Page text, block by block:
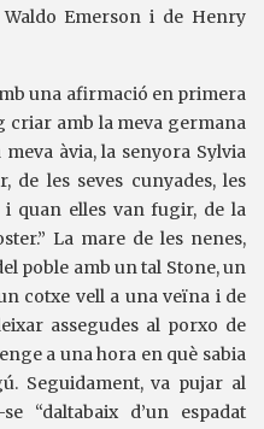
Emerson i de Henry
una afirmació en primera
criar amb la meva germana
àvia, la senyora Sylvia
de les seves cunyades, les
i quan elles van fugir, de la
La mare de les nenes,
poble amb un tal Stone, un
cotxe vell a una veïna i de
assegudes al porxo de
a una hora en què sabia
Seguidament, va pujar al
“daltabaix d’un espadat